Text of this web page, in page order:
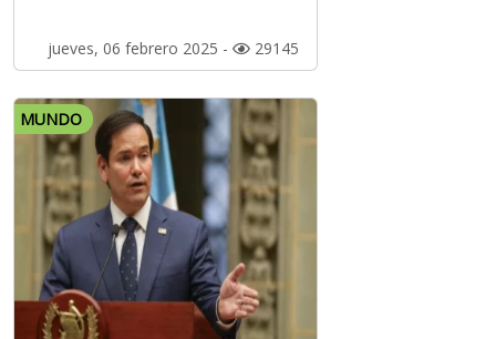
jueves, 06 febrero 2025 - 29145
MUNDO